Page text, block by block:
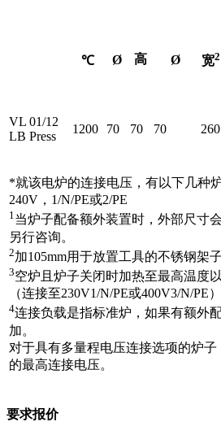
℃ Ø 高 Ø 宽2
VL 01/12
LB Press
1200 70 70 70 260
*就该电炉的连接电压，有以下几种
240V，1/N/PE或2/PE
1当炉子配备额外装置时，外部尺寸
另行咨询。
2加105mm用于放置工具的不锈钢架子
3空炉且炉子关闭时加热至最高温度
（连接至230V1/N/PE或400V3/N/PE）
4连接负载是指标准炉，如果有额外
加。
对于具有多量程电压连接选项的炉
的最高连接电压。
要求报价